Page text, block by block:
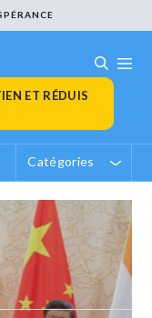
ET RÉDUIS
Catégories